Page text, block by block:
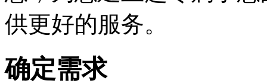
供更好的服务。
确定需求